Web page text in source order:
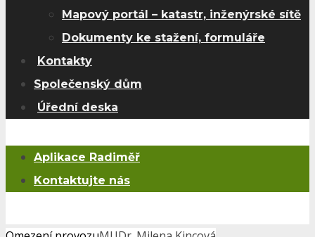
Mapový portál – katastr, inženýrské sítě
Dokumenty ke stažení, formuláře
Kontakty
Společenský dům
Úřední deska
Aplikace Radiměř
Kontaktujte nás